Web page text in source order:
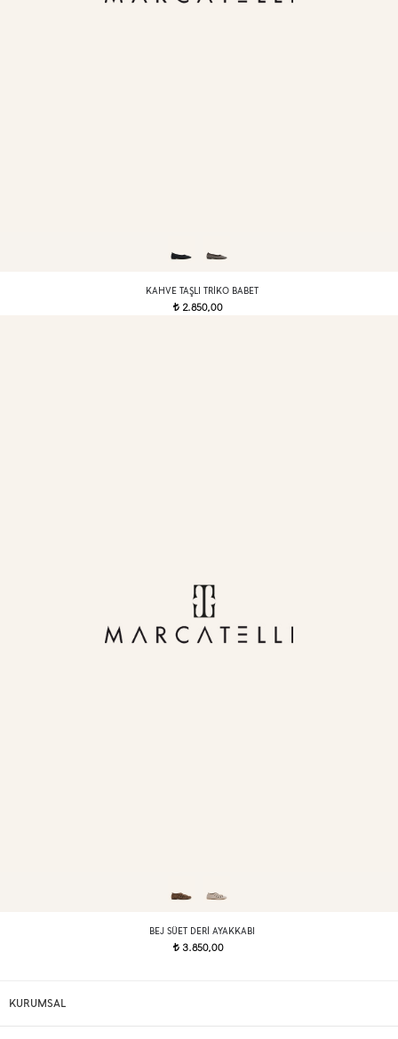
KAHVE TAŞLI TRIKO BABET
t 2.850,00
BEJ SÜET DERI AYAKKABI
t3.850,00
KURUMSAL